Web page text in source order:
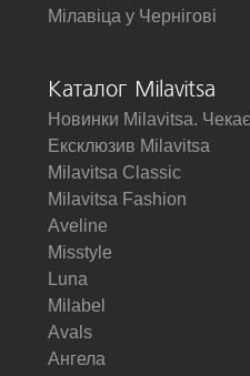
Мілавіца у Чернігові
Каталог Milavitsa
Новинки Milavitsa.
Ексклюзив Milavitsa
Milavitsa Classic
Milavitsa Fashion
Aveline
Misstyle
Luna
Milabel
Avals
Ангела